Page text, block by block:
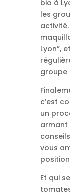
bio à
les
Lyon”,
groupe
c’est
un
armant
vous
Et qui